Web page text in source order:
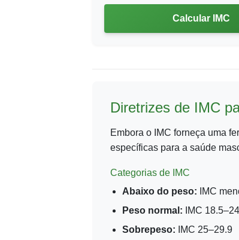
Calcular IMC
Diretrizes de IMC
Embora o IMC forneça uma
específicas para a saúde
Categorias de IMC
Abaixo do peso: IMC
Peso normal: IMC
Sobrepeso: IMC 25–29.9